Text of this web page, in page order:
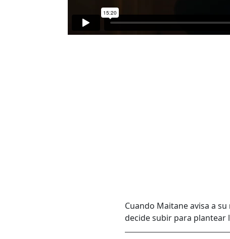
Cuando Maitane avisa a
decide subir para plantear